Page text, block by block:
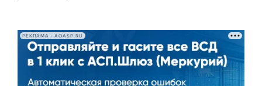
РЕКЛАМА • AOASP.RU